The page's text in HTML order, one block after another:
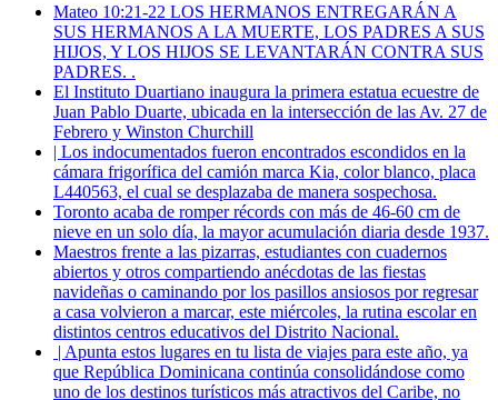
Mateo 10:21-22 LOS HERMANOS ENTREGARÁN A
SUS HERMANOS A LA MUERTE, LOS PADRES A SUS
HIJOS, Y LOS HIJOS SE LEVANTARÁN CONTRA SUS
PADRES. .
El Instituto Duartiano inaugura la primera estatua ecuestre de
Juan Pablo Duarte, ubicada en la intersección de las Av. 27 de
Febrero y Winston Churchill
| Los indocumentados fueron encontrados escondidos en la
cámara frigorífica del camión marca Kia, color blanco, placa
L440563, el cual se desplazaba de manera sospechosa.
Toronto acaba de romper récords con más de 46-60 cm de
nieve en un solo día, la mayor acumulación diaria desde 1937.
Maestros frente a las pizarras, estudiantes con cuadernos
abiertos y otros compartiendo anécdotas de las fiestas
navideñas o caminando por los pasillos ansiosos por regresar
a casa volvieron a marcar, este miércoles, la rutina escolar en
distintos centros educativos del Distrito Nacional.
| Apunta estos lugares en tu lista de viajes para este año, ya
que República Dominicana continúa consolidándose como
uno de los destinos turísticos más atractivos del Caribe, no